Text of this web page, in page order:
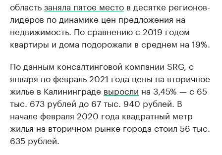
областьзаняла пятое место в десятке регионов-
лидеров по динамике цен предложения на
недвижимость. По сравнению с 2019 годом
квартиры и дома подорожали в среднем на 19%.
По данным консалтинговой компании SRG, с
января по февраль 2021 года цены на вторичное
жилье в Калининграде выросли на 3,45% — с 65
тыс. 673 рублей до 67 тыс. 940 рублей. В
начале февраля 2020 года квадратный метр
жилья на вторичном рынке города стоил 56 тыс.
635 рублей.